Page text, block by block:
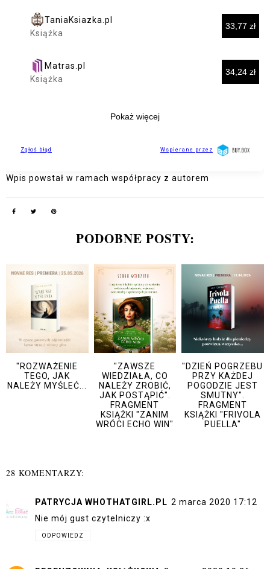
Wpis powstał w ramach współpracy z autorem
PODOBNE POSTY:
"ROZWAŻENIE
TEGO, JAK
NALEŻY MYŚLEĆ...
"ZAWSZE
WIEDZIAŁA, CO
NALEŻY ZROBIĆ,
JAK POSTĄPIĆ".
FRAGMENT
KSIĄŻKI "ZANIM
WRÓCI ECHO WIN"
"DZIEŃ POGRZEBU
PRZY KAŻDEJ
POGODZIE JEST
SMUTNY".
FRAGMENT
KSIĄŻKI "FRIVOLA
PUELLA"
28 KOMENTARZY:
PATRYCJA WHOTHATGIRL.PL 2 marca 2020 17:12
Nie mój gust czytelniczy :x
ODPOWIEDZ